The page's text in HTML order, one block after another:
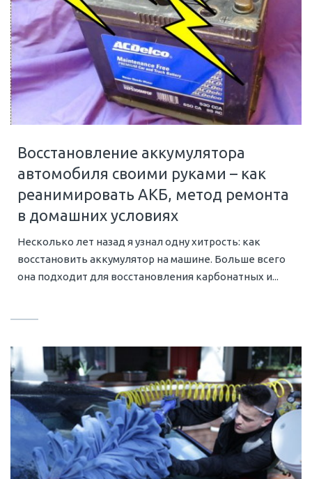
Восстановление аккумулятора
автомобиля своими руками – как
реанимировать АКБ, метод ремонта
в домашних условиях
Несколько лет назад я узнал одну хитрость: как
восстановить аккумулятор на машине. Больше всего
она подходит для восстановления карбонатных и...